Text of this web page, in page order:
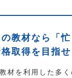
教材なら「
取得を目指せ
材を利用した多